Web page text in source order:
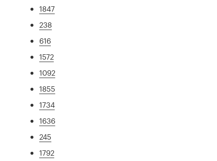
1847
238
616
1572
1092
1855
1734
1636
245
1792